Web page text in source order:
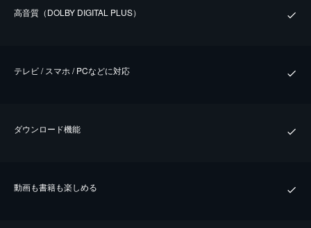
⾼⾳質（DOLBY DIGITAL PLUS）
テレビ / スマホ / PCなどに対応
ダウンロード機能
動画も書籍も楽しめる